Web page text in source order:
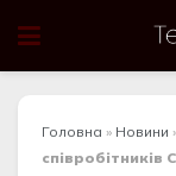
Головна » Новини